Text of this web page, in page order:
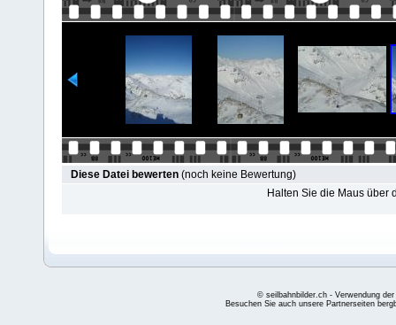
Diese Datei bewerten (noch keine Bewertung)
Halten Sie die Maus über
© seilbahnbilder.ch - Verwendung
Besuchen Sie auch unsere Partnerseiten